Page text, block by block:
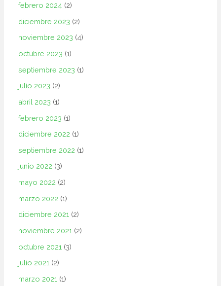
febrero 2024 (2)
diciembre 2023 (2)
noviembre 2023 (4)
octubre 2023 (1)
septiembre 2023 (1)
julio 2023 (2)
abril 2023 (1)
febrero 2023 (1)
diciembre 2022 (1)
septiembre 2022 (1)
junio 2022 (3)
mayo 2022 (2)
marzo 2022 (1)
diciembre 2021 (2)
noviembre 2021 (2)
octubre 2021 (3)
julio 2021 (2)
marzo 2021 (1)